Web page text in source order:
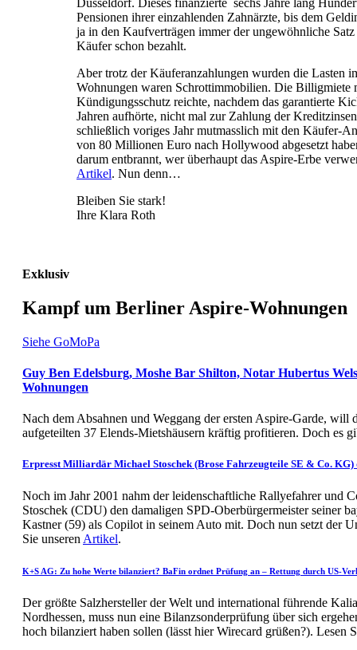
Düsseldorf. Dieses finanzierte sechs Jahre lang
Pensionen ihrer einzahlenden Zahnärzte, bis dem
ja in den Kaufverträgen immer der ungewöhnliche
Käufer schon bezahlt.
Aber trotz der Käuferanzahlungen wurden die Lasten
Wohnungen waren Schrottimmobilien. Die Billigmiete
Kündigungsschutz reichte, nachdem das garantierte
Jahren aufhörte, nicht mal zur Zahlung der
schließlich voriges Jahr mutmasslich mit den Käufer-
von 80 Millionen Euro nach Hollywood abgesetzt
darum entbrannt, wer überhaupt das Aspire-Erbe
Artikel. Nun denn…
Bleiben Sie stark!
Ihre Klara Roth
Exklusiv
Kampf um Berliner Aspire-Wohnungen
Siehe GoMoPa
Guy Ben Edelsburg, Moshe Bar Shilton, Notar Hubertus
Wohnungen
Nach dem Absahnen und Weggang der ersten Aspire-Garde, will
aufgeteilten 37 Elends-Mietshäusern kräftig profitieren. Doch es
Erpresst Milliardär Michael Stoschek (Brose Fahrzeugteile SE & Co. KG)
Noch im Jahr 2001 nahm der leidenschaftliche Rallyefahrer und
Stoschek (CDU) den damaligen SPD-Oberbürgermeister seiner
Kastner (59) als Copilot in seinem Auto mit. Doch nun setzt der
Sie unseren Artikel.
K+S AG: Zu hohe Werte bilanziert? BaFin ordnet Prüfung an – Rettung durch US-
Der größte Salzhersteller der Welt und international führende
Nordhessen, muss nun eine Bilanzsonderprüfung über sich
hoch bilanziert haben sollen (lässt hier Wirecard grüßen?). Lesen